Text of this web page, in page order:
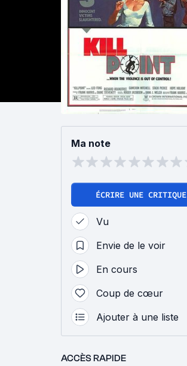
Ma note
ÉCRIRE UNE CRITIQUE
Vu
Envie de le voir
En cours
Coup de cœur
Ajouter à une liste
ACCÈS RAPIDE